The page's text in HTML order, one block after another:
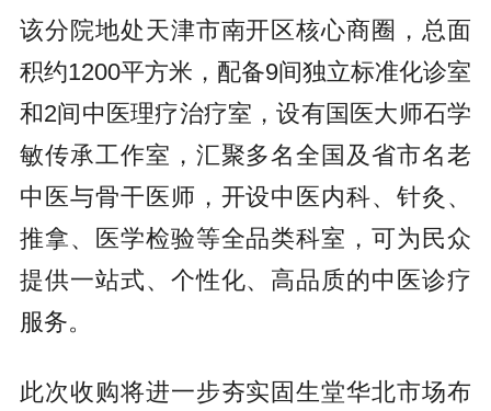
该分院地处天津市南开区核心商圈，总面
积约1200平方米，配备9间独立标准化诊室
和2间中医理疗治疗室，设有国医大师石学
敏传承工作室，汇聚多名全国及省市名老
中医与骨干医师，开设中医内科、针灸、
推拿、医学检验等全品类科室，可为民众
提供一站式、个性化、高品质的中医诊疗
服务。
此次收购将进一步夯实固生堂华北市场布